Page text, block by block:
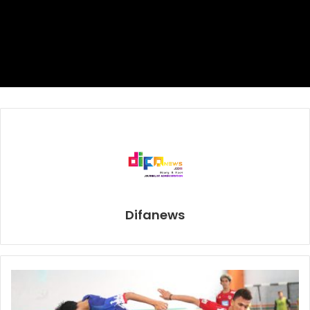
Usaha tambal ban yang dijalankan Subandi buka 24 jam.
Bersyukur, dalam musim haji 2019 ini Kemenag Sidoarjo
memanggil ia dan sang istri untuk menunaikan ibadah haji.
Ia mengaku langsung bersujud ketika kali pertama
mendengar kabar tersebut.
Difanews